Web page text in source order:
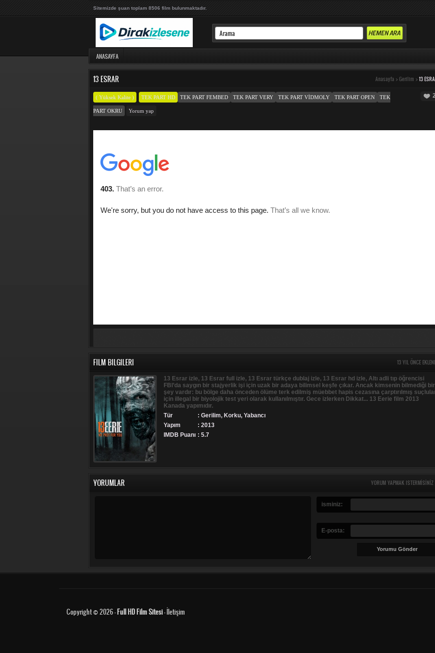
Sitemizde şuan toplam 8506 film bulunmaktadır.
ANASAYFA
13 ESRAR Anasayfa > Gerilim > 13
( Yüksek Kalite ) TEK PART HD TEK PART FEMBED TEK PART VERY TEK PART VIDMOLY TEK PART OPEN TEK
PART OKRU Yorum yap
FILM BILGILERI 13 YIL ÖNCE
13 Esrar izle, 13 Esrar full izle, 13 Esrar türkçe dublaj izle, 13 Esrar hd izle, Altı adli tıp öğrencisi
FBI’da saygın bir stajyerlik işi için uzak bir adaya bilimsel keşfe çıkar. Ancak kimsenin bilmediği bir
şey vardır: bu bölge daha önceden ölüme terk edilmiş müebbet hapis cezasına çarptırılmış
için illegal bir biyolojik test yeri olarak kullanılmıştır. Gece izlerken Dikkat... 13 Eerie film 2013
Kanada yapımıdır.
Tür
: Gerilim, Korku, Yabancı
Yapım
: 2013
IMDB Puanı : 5.7
YORUMLAR YORUM YAPMAK
isminiz:
E-posta:
Copyright © 2026 -Full HD Film Sitesi-İletişim